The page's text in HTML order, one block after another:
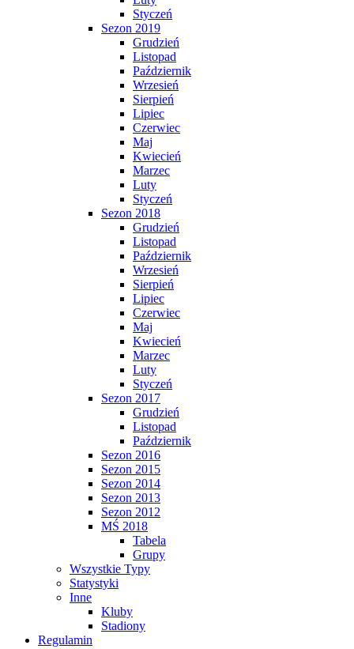
Styczeń
Sezon 2019
Grudzień
Listopad
Październik
Wrzesień
Sierpień
Lipiec
Czerwiec
Maj
Kwiecień
Marzec
Luty
Styczeń
Sezon 2018
Grudzień
Listopad
Październik
Wrzesień
Sierpień
Lipiec
Czerwiec
Maj
Kwiecień
Marzec
Luty
Styczeń
Sezon 2017
Grudzień
Listopad
Październik
Sezon 2016
Sezon 2015
Sezon 2014
Sezon 2013
Sezon 2012
MŚ 2018
Tabela
Grupy
Wszystkie Typy
Statystyki
Inne
Kluby
Stadiony
Regulamin